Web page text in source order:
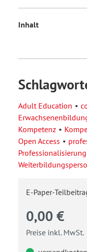
Inhalt
Adult Education
Kompetenz
Open Access
Professionalisierung
E-Paper-
0,00 €
Preise inkl. MwSt.